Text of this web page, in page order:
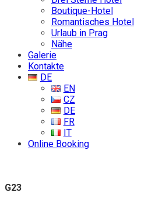
Boutique-Hotel
Romantisches Hotel
Urlaub in Prag
Nähe
Galerie
Kontakte
DE
EN
CZ
DE
FR
IT
Online Booking
G23